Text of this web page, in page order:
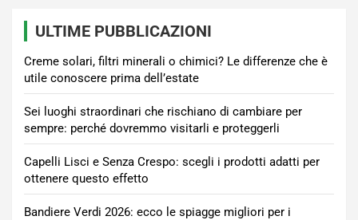
ULTIME PUBBLICAZIONI
Creme solari, filtri minerali o chimici? Le differenze che è
utile conoscere prima dell’estate
Sei luoghi straordinari che rischiano di cambiare per
sempre: perché dovremmo visitarli e proteggerli
Capelli Lisci e Senza Crespo: scegli i prodotti adatti per
ottenere questo effetto
Bandiere Verdi 2026: ecco le spiagge migliori per i